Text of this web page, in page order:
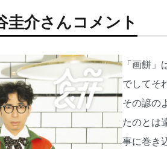
圭介さんコメント
「画餅
でしてそ
その諺の
たのとは
事に巻き